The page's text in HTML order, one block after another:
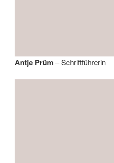
Antje Prüm– Schriftführerin